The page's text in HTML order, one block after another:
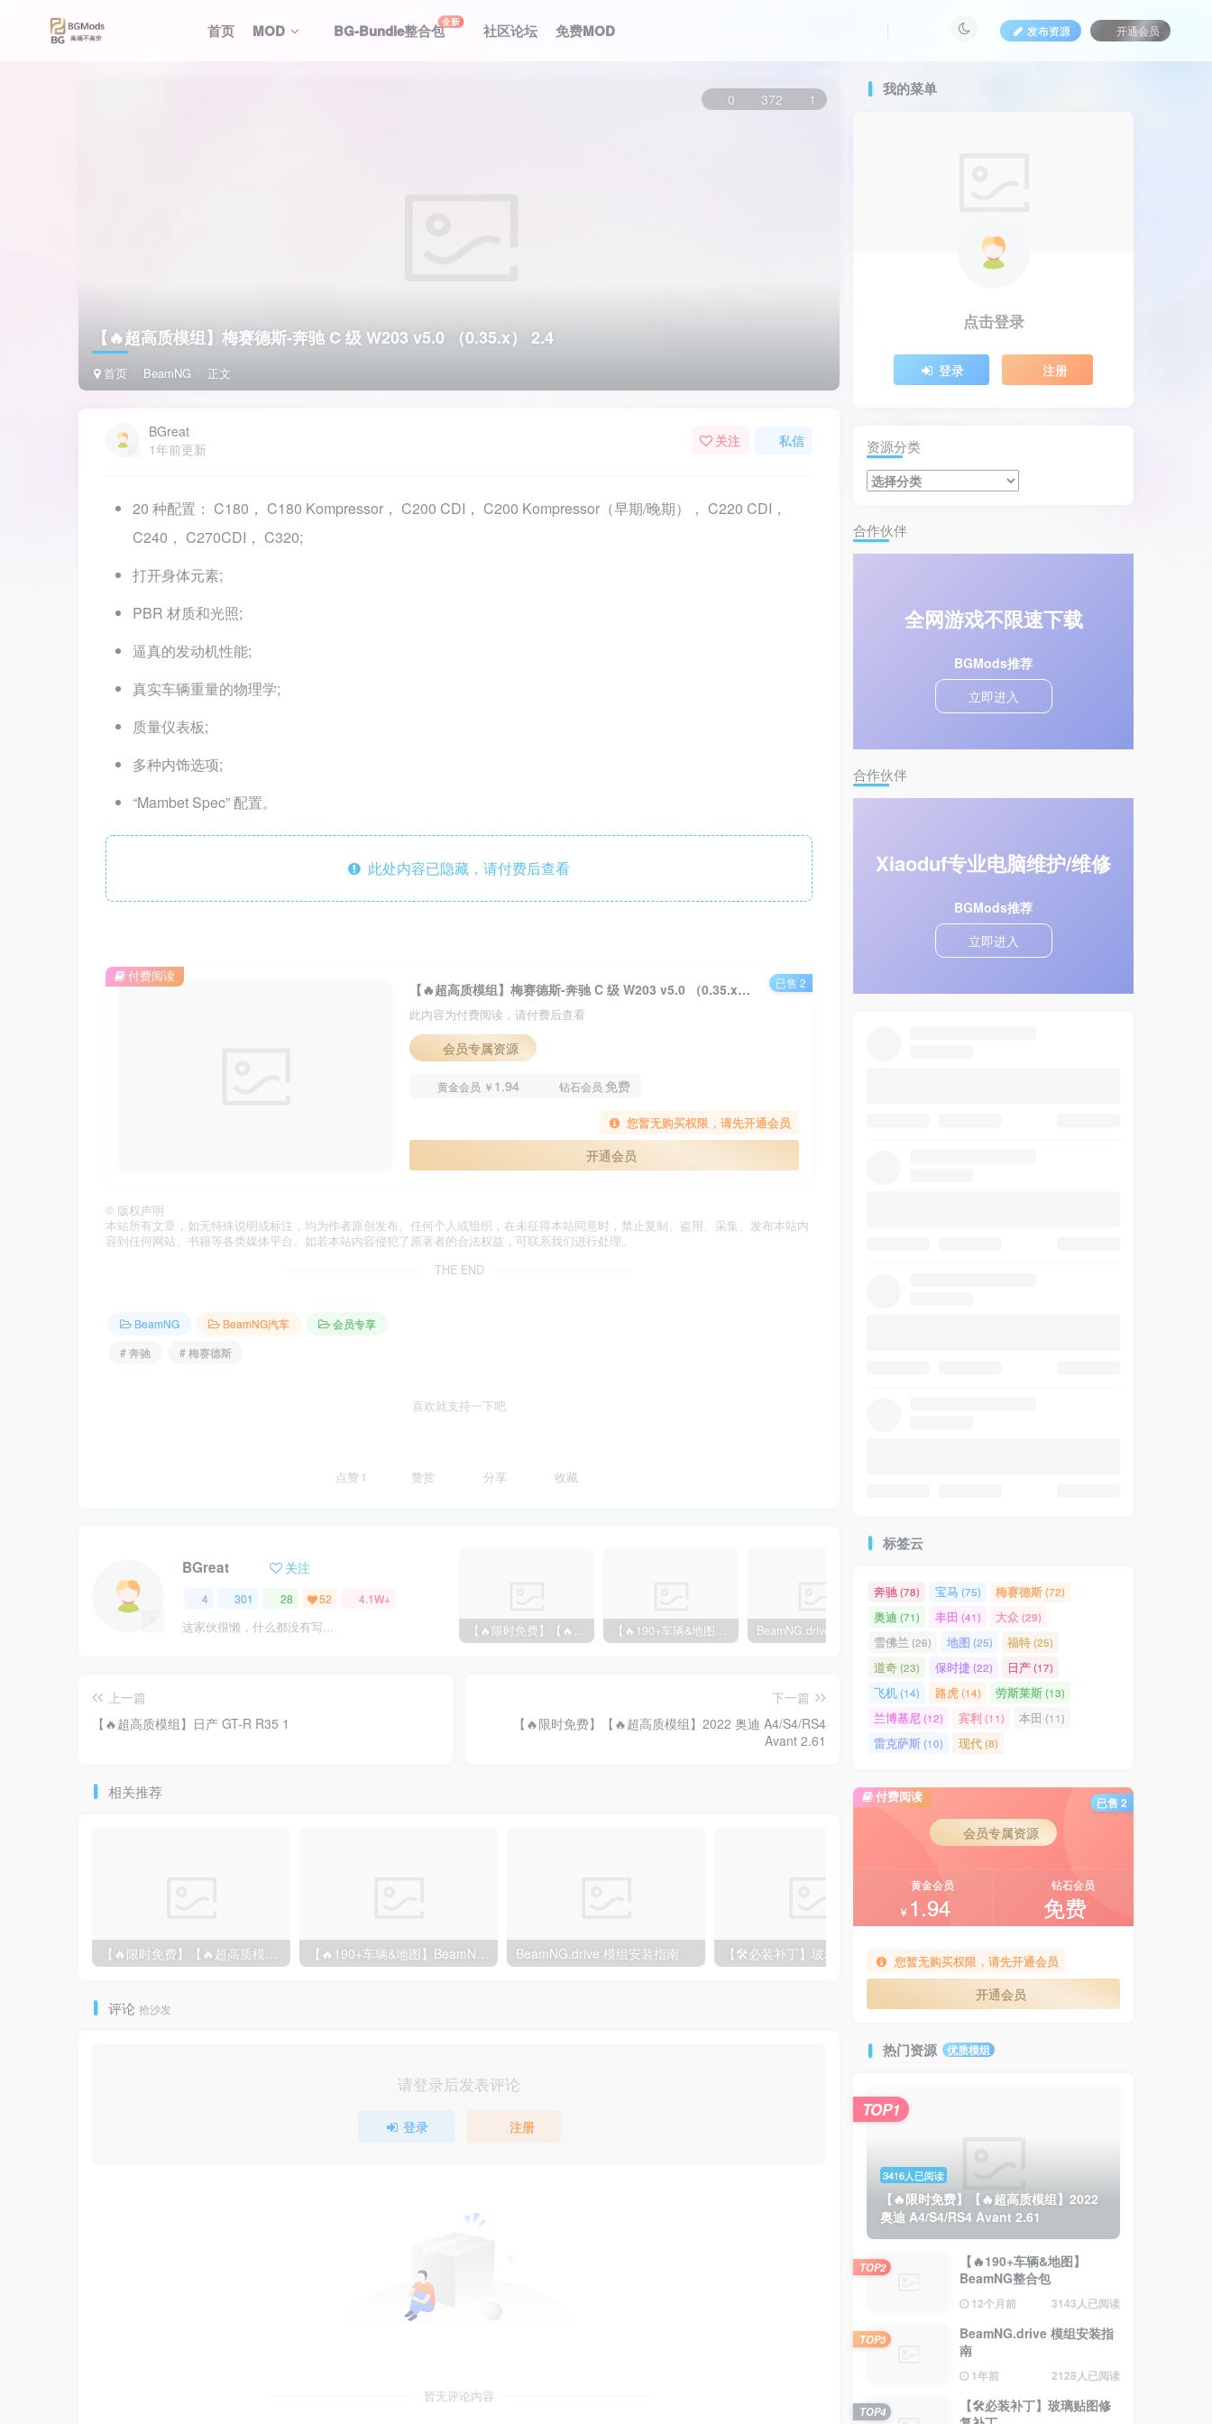
首页 MOD BG-Bundle整合包全新 社区论坛 免费MOD 发布资源 开通会员
【🔥超高质模组】梅赛德斯-奔驰 C 级 W203 v5.0 （0.35.x） 2.4
首页 BeamNG 正文
0 372 1
BGreat
1年前更新
关注 私信
20 种配置： C180， C180 Kompressor， C200 CDI， C200 Kompressor（早期/晚期）， C220 CDI，
C240， C270CDI， C320;
打开身体元素;
PBR 材质和光照;
逼真的发动机性能;
真实车辆重量的物理学;
质量仪表板;
多种内饰选项;
“Mambet Spec” 配置。
此处内容已隐藏，请付费后查看
【🔥超高质模组】梅赛德斯-奔驰 C 级 W203 v5.0 （0.35.x） 2.4
此内容为付费阅读，请付费后查看
会员专属资源
黄金会员 ￥ 1.94 钻石会员 免费
您暂无购买权限，请先开通会员
开通会员
付费阅读 已售 2
© 版权声明
本站所有文章，如无特殊说明或标注，均为作者原创发布。任何个人或组织，在未征得本站同意时，禁止复制、盗用、采集、发布本站内
容到任何网站、书籍等各类媒体平台。如若本站内容侵犯了原著者的合法权益，可联系我们进行处理。
THE END
BeamNG BeamNG汽车
会员专享
# 奔驰
# 梅赛德斯
喜欢就支持一下吧
点赞 1 赞赏 分享 收藏
BGreat 关注
4 301 28 52 4.1W+
这家伙很懒，什么都没有写... 【🔥限时免费】【🔥超高质模组】2022 奥迪 A4/S4/RS4 Avant 2.61 【🔥190+车辆&地图】BeamNG整合包
上一篇
【🔥超高质模组】日产 GT-R R35 1
下一篇
【🔥限时免费】【🔥超高质模组】2022 奥迪 A4/S4/RS4
Avant 2.61
相关推荐
【🔥限时免费】【🔥超高质模组】2022 奥迪 A4/S4/RS4 Avant 2.61 【🔥190+车辆&地图】BeamNG整合包 BeamNG.drive 模组安装指南 【🛠️必装补丁】玻璃贴图修复补丁
评论 抢沙发
请登录后发表评论
登录 注册
暂无评论内容
我的菜单
点击登录
登录 注册
资源分类
合作伙伴
全网游戏不限速下载
BGMods推荐
立即进入
合作伙伴
Xiaoduf专业电脑维护/维修
BGMods推荐
立即进入
标签云
奔驰(78) 宝马 (75) 梅赛德斯(72)
奥迪 (71) 丰田 (41) 大众(29)
雪佛兰 (26) 地图 (25) 福特(25)
道奇(23) 保时捷(22) 日产(17)
飞机(14) 路虎(14) 劳斯莱斯(13)
兰博基尼(12) 宾利 (11) 本田 (11)
雷克萨斯(10) 现代(8)
付费阅读
会员专属资源
黄金会员
￥ 1.94
钻石会员
免费
您暂无购买权限，请先开通会员
开通会员
已售 2
热门资源 优质模组
3416人已阅读
【🔥限时免费】【🔥超高质模组】2022
奥迪 A4/S4/RS4 Avant 2.61
TOP1
【🔥190+车辆&地图】
BeamNG整合包
12个月前 3143人已阅读
TOP2
BeamNG.drive 模组安装指
南
1年前 2128人已阅读
TOP3
【🛠️必装补丁】玻璃贴图修
TOP4